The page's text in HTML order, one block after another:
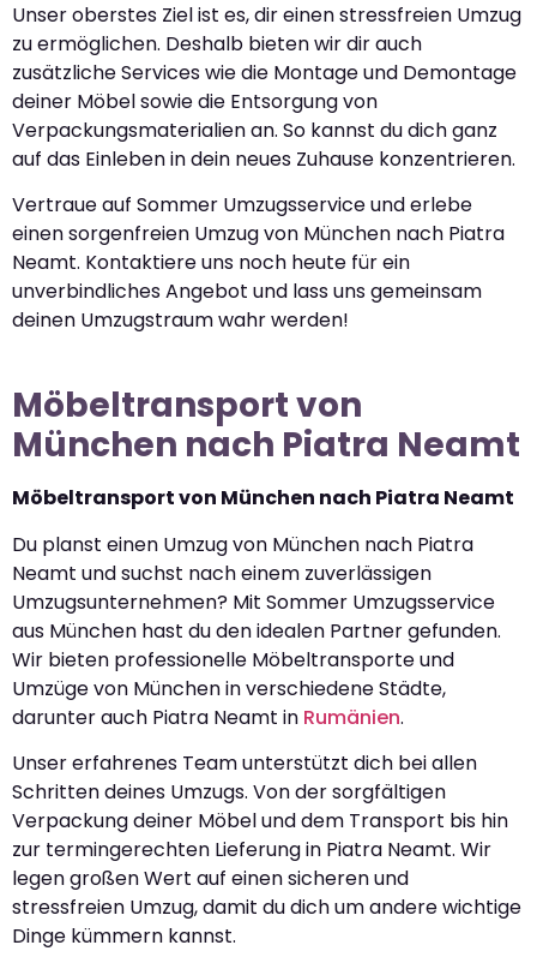
Unser oberstes Ziel ist es, dir einen stressfreien Umzug
zu ermöglichen. Deshalb bieten wir dir auch
zusätzliche Services wie die Montage und Demontage
deiner Möbel sowie die Entsorgung von
Verpackungsmaterialien an. So kannst du dich ganz
auf das Einleben in dein neues Zuhause konzentrieren.
Vertraue auf Sommer Umzugsservice und erlebe
einen sorgenfreien Umzug von München nach Piatra
Neamt. Kontaktiere uns noch heute für ein
unverbindliches Angebot und lass uns gemeinsam
deinen Umzugstraum wahr werden!
Möbeltransport von
München nach Piatra Neamt
Möbeltransport von München nach Piatra Neamt
Du planst einen Umzug von München nach Piatra
Neamt und suchst nach einem zuverlässigen
Umzugsunternehmen? Mit Sommer Umzugsservice
aus München hast du den idealen Partner gefunden.
Wir bieten professionelle Möbeltransporte und
Umzüge von München in verschiedene Städte,
darunter auch Piatra Neamt in Rumänien.
Unser erfahrenes Team unterstützt dich bei allen
Schritten deines Umzugs. Von der sorgfältigen
Verpackung deiner Möbel und dem Transport bis hin
zur termingerechten Lieferung in Piatra Neamt. Wir
legen großen Wert auf einen sicheren und
stressfreien Umzug, damit du dich um andere wichtige
Dinge kümmern kannst.